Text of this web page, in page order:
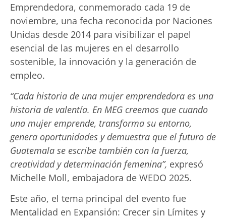
Emprendedora, conmemorado cada 19 de
noviembre, una fecha reconocida por Naciones
Unidas desde 2014 para visibilizar el papel
esencial de las mujeres en el desarrollo
sostenible, la innovación y la generación de
empleo.
“Cada historia de una mujer emprendedora es una
historia de valentía. En MEG creemos que cuando
una mujer emprende, transforma su entorno,
genera oportunidades y demuestra que el futuro de
Guatemala se escribe también con la fuerza,
creatividad y determinación femenina”, expresó
Michelle Moll, embajadora de WEDO 2025.
Este año, el tema principal del evento fue
Mentalidad en Expansión: Crecer sin Límites y